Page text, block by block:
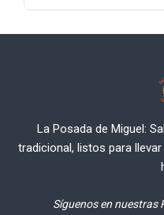
La Posada de Miguel:
tradicional, listos para
Síguenos en nuestras